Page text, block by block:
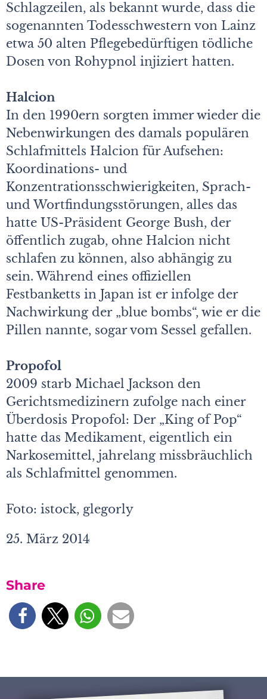
Schlagzeilen, als bekannt wurde, dass die
sogenannten Todesschwestern von Lainz
etwa 50 alten Pflegebedürftigen tödliche
Dosen von Rohypnol injiziert hatten.
Halcion
In den 1990ern sorgten immer wieder die
Nebenwirkungen des damals populären
Schlafmittels Halcion für Aufsehen:
Koordinations- und
Konzentrationsschwierigkeiten, Sprach-
und Wortfindungsstörungen, alles das
hatte US-Präsident George Bush, der
öffentlich zugab, ohne Halcion nicht
schlafen zu können, also abhängig zu
sein. Während eines offiziellen
Festbanketts in Japan ist er infolge der
Nachwirkung der „blue bombs“, wie er die
Pillen nannte, sogar vom Sessel gefallen.
Propofol
2009 starb Michael Jackson den
Gerichtsmedizinern zufolge nach einer
Überdosis Propofol: Der „King of Pop“
hatte das Medikament, eigentlich ein
Narkosemittel, jahrelang missbräuchlich
als Schlafmittel genommen.
Foto: istock, glegorly
25. März 2014
Share